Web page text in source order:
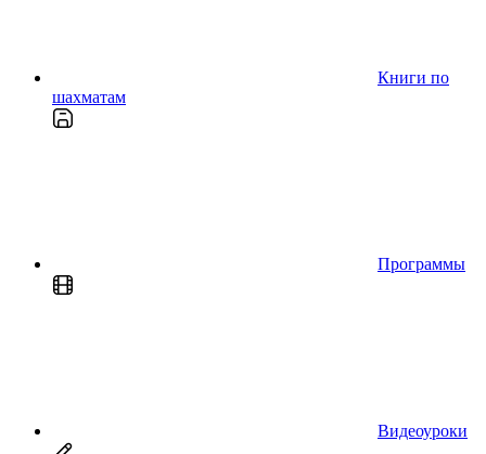
Книги по
шахматам
Программы
Видеоуроки